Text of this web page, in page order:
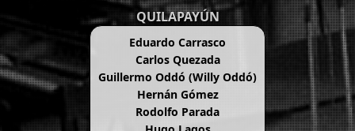
QUILAPAYÚN
Eduardo Carrasco
Carlos Quezada
Guillermo Oddó (Willy Oddó)
Hernán Gómez
Rodolfo Parada